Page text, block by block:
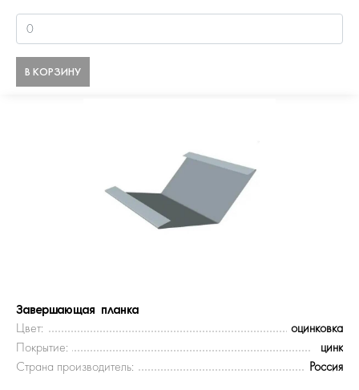
В КОРЗИНУ
Завершающая планка
Цвет:
оцинковка
Покрытие:
цинк
Страна производитель:
Россия